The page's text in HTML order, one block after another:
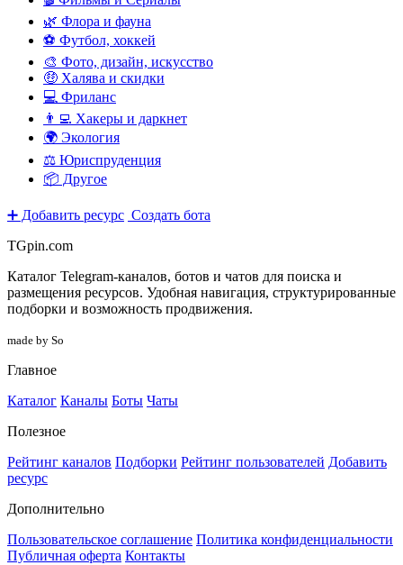
🌿 Флора и фауна
⚽ Футбол, хоккей
🎨 Фото, дизайн, искусство
🤑 Халява и скидки
💻 Фриланс
👨‍💻 Хакеры и даркнет
🌍 Экология
⚖️ Юриспруденция
📦 Другое
➕ Добавить ресурс Создать бота
TGpin.com
Каталог Telegram-каналов, ботов и чатов для поиска и
размещения ресурсов. Удобная навигация, структурированные
подборки и возможность продвижения.
made by So
Главное
Каталог Каналы Боты Чаты
Полезное
Рейтинг каналов Подборки Рейтинг пользователей Добавить
ресурс
Дополнительно
Пользовательское соглашение Политика конфиденциальности
Публичная оферта Контакты